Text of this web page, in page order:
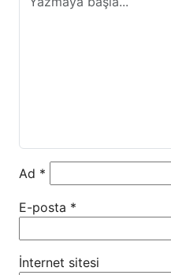
Ad *
E-posta *
İnternet sitesi